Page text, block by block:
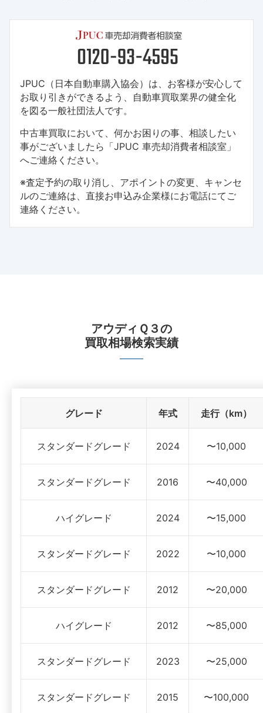
JPUC（日本自動車購入協会）は、お客様が安心して
お取り引きができるよう、自動車買取業界の健全化
を図る一般社団法人です。
中古車買取において、何かお困りの事、相談したい
事がございましたら「JPUC 車売却消費者相談室」
へご連絡ください。
※査定予約の取り消し、アポイントの変更、キャンセ
ルのご連絡は、直接お申込み企業様にお電話にてご
連絡ください。
アウディＱ３の
買取相場検索実績
グレード 年式 走行（km）
スタンダードグレード 2024 〜10,000
スタンダードグレード 2016 〜40,000
ハイグレード 2024 〜15,000
スタンダードグレード 2022 〜10,000
スタンダードグレード 2012 〜20,000
ハイグレード 2012 〜85,000
スタンダードグレード 2023 〜25,000
スタンダードグレード 2015 〜100,000